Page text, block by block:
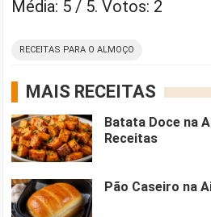
Média: 5 / 5. Votos: 2
RECEITAS PARA O ALMOÇO
MAIS RECEITAS
Batata Doce na
Receitas
Pão Caseiro na